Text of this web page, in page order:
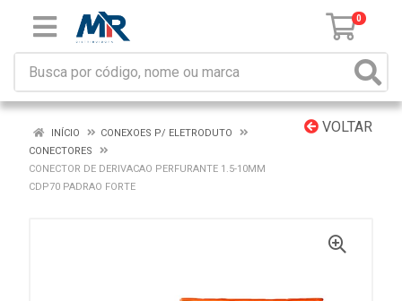
0
VOLTAR
INÍCIO
CONEXOES P/ ELETRODUTO
CONECTORES
CONECTOR DE DERIVACAO PERFURANTE 1.5-10MM
CDP70 PADRAO FORTE